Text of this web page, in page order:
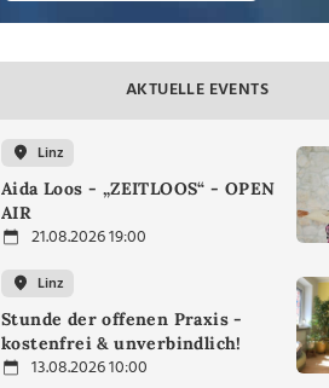
AKTUELLE EVENTS
Linz
Aida Loos - „ZEITLOOS“ - OPEN
AIR
21.08.2026 19:00
Linz
Stunde der offenen Praxis -
kostenfrei & unverbindlich!
13.08.2026 10:00